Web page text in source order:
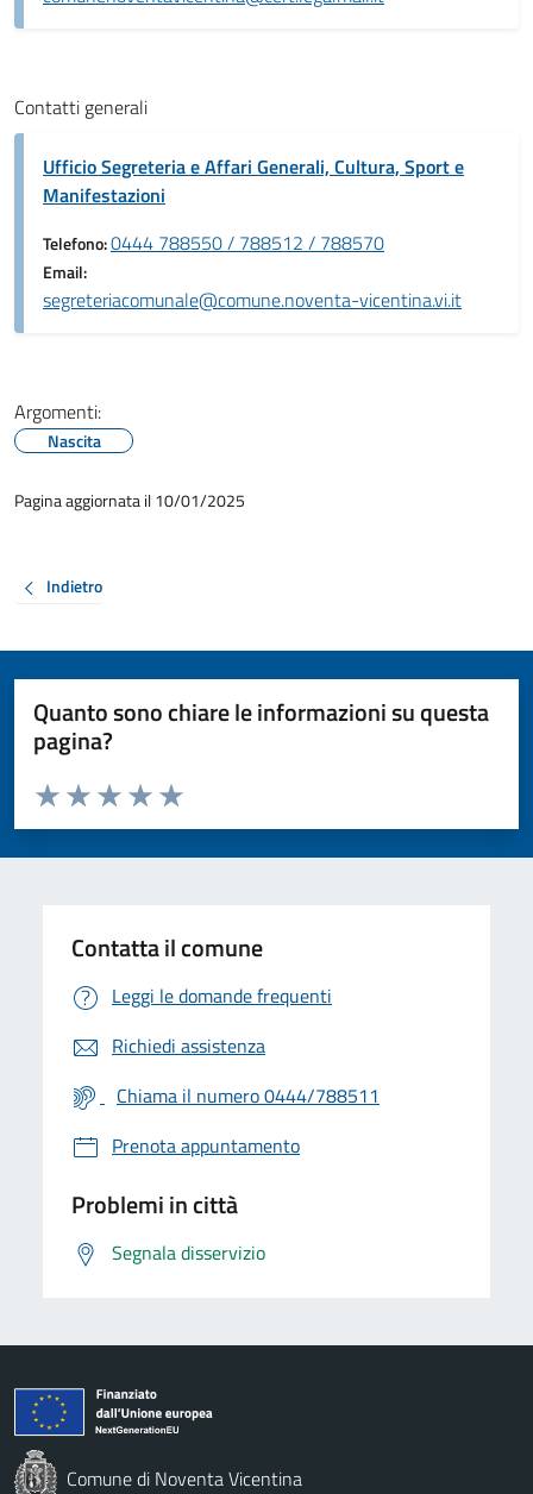
Contatti generali
Ufficio Segreteria e Affari Generali, Cultura, Sport e
Manifestazioni
Telefono:0444 788550 / 788512 / 788570
Email:
segreteriacomunale@comune.noventa-vicentina.vi.it
Argomenti:
Nascita
Pagina aggiornata il 10/01/2025
Indietro
Quanto sono chiare le informazioni su questa
pagina?
Valuta da 1 a 5 stelle la pagina
Valuta 5 stelle su 5
Valuta 4 stelle su 5
Valuta 3 stelle su 5
Valuta 2 stelle su 5
Valuta 1 stelle su 5
Contatta il comune
Leggi le domande frequenti
Richiedi assistenza
Chiama il numero 0444/788511
Prenota appuntamento
Problemi in città
Segnala disservizio
Comune di Noventa Vicentina